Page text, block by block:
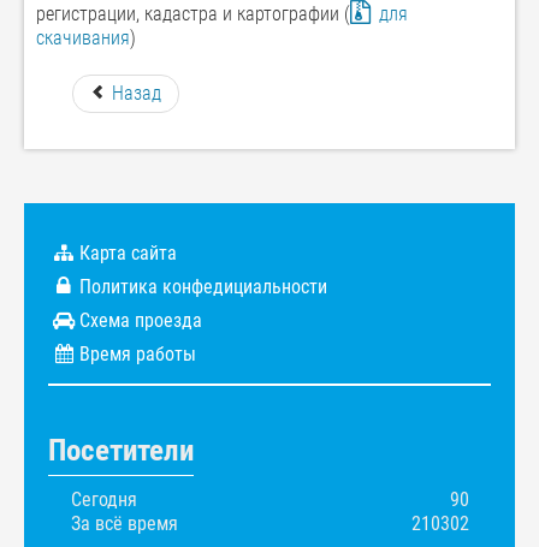
регистрации, кадастра и картографии (
для
скачивания)
Назад
Карта сайта
Политика конфедициальности
Схема проезда
Время работы
Посетители
Сегодня
90
За всё время
210302